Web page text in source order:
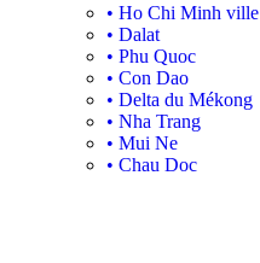
• Ho Chi Minh ville
• Dalat
• Phu Quoc
• Con Dao
• Delta du Mékong
• Nha Trang
• Mui Ne
• Chau Doc